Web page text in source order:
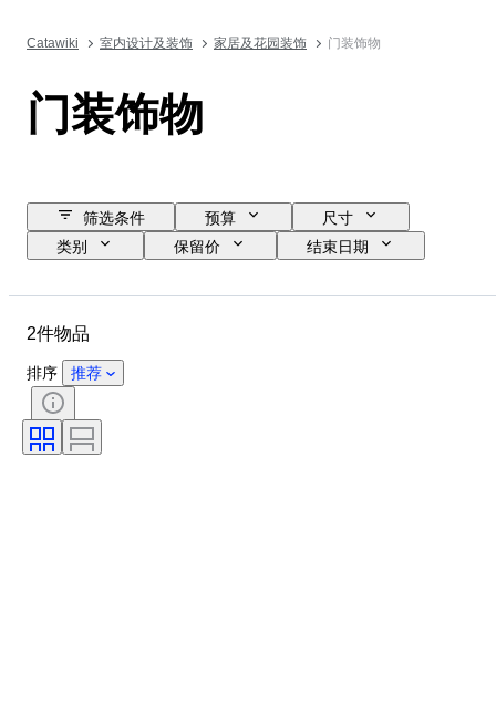
Catawiki 室内设计及装饰 家居及花园装饰 门装饰物
门装饰物
筛选条件 预算
尺寸
类别
保留价
结束日期
款式
2件物品
排序 推荐